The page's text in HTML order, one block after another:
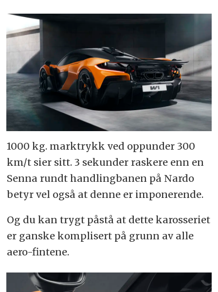
1000 kg. marktrykk ved oppunder 300
km/t sier sitt. 3 sekunder raskere enn en
Senna rundt handlingbanen på Nardo
betyr vel også at denne er imponerende.
Og du kan trygt påstå at dette karosseriet
er ganske komplisert på grunn av alle
aero-fintene.